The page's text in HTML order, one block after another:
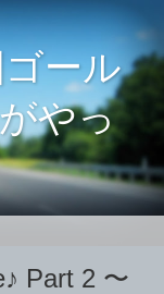
ール
やっ
Part 2 〜